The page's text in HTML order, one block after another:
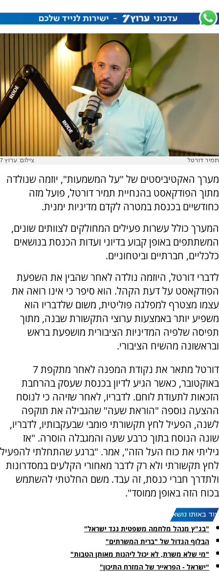
תמיר דורטל צילום: ערוץ 7
מערך האקטיביסטים של "על המשמעות", יוזמה שנולדה
מתוך הפודקאסט בהנחיית תמיר דורטל, פועל מזה
כחודשיים בכנסת במטרה לקדם מדיניות ימנית.
המערך כולל עשרות פעילים המחולקים לצוותים שונים,
המשתתפים באופן קבוע בדיוני ועדות הכנסת בנושאים
כלכליים, חברתיים וביטחוניים.
לדברי דורטל, היוזמה נולדה לאחר שהבין את השפעת
הפודקאסט על דעת הקהל. הוא סיפר כי אינו רואה את
עצמו מצטרף למפלגה פוליטית, משום שלדבריו הוא
משפיע יותר באמצעות ערוצי התקשורת שבנה, מתוך
תפיסה שלפיה המדיניות הציבורית מושפעת בראש
ובראשונה מהשיח הציבורי.
דורטל מתאר את נקודת המפנה לאחר מתקפת 7
באוקטובר, כאשר הגיע לדיון בכנסת שעסק בהרחבת
הזכאות לתעודת לוחם. לדבריו, לאחר שזיהה כי לנוסח
ההצעה נוספה "הוראת שעה" שהגבילה את תוקפה
לשנה, הפעיל לחץ תקשורתי פומבי שבעקבותיו, לדבריו,
שונה הנוסח בתוך כרבע שעה והמגבלה הוסרה. "אז
גיליתי את כוח העל הזה", אמר. "ברגע שהתחלתי להפעיל
לחץ תקשורתי ולא רק לדבר מאחורי הקלעים במסדרונות
ולתדרך חברי כנסת, זה עבד. משם החלטתי להשתמש
בכוח הזה באופן ממוסד".
עוד באותו נושא:
"בג"ץ מנהל מלחמה משפטית נגד ישראל"
הבלוף הגדול של "ברית המשרתים"
"מי שלא משרת, לא יכול ליהנות מאותן הטבות"
"ישראל - הפראייר של המזרח התיכון"